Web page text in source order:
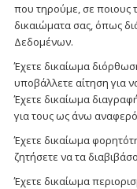
που τηρούμε, σε ποιους
δικαιώματα σας, όπως
Δεδομένων.
Έχετε δικαίωμα
υποβάλλετε αίτηση για
Έχετε δικαίωμα
για τους ως άνω
Έχετε δικαίωμα
ζητήσετε να τα
Έχετε δικαίωμα